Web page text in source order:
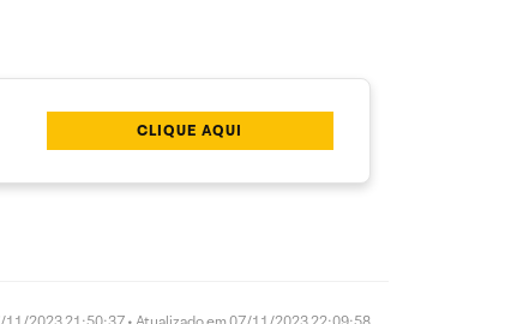
CLIQUE AQUI